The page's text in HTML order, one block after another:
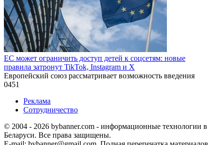
ЕС может ограничить доступ детей к соцсетям: новые
правила затронут TikTok, Instagram и X
Европейский союз рассматривает возможность введения
0451
Реклама
Сотрудничество
© 2004 - 2026 bybanner.com - информационные технологии в
Беларуси. Все права защищены.